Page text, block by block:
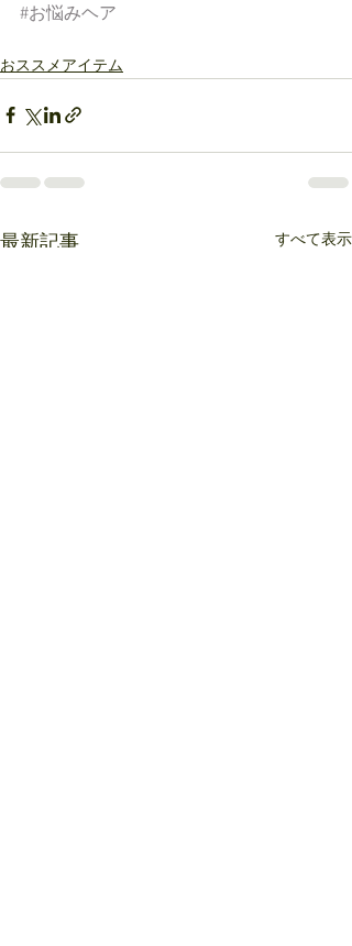
#お悩みヘア
おススメアイテム
最新記事 すべて表示